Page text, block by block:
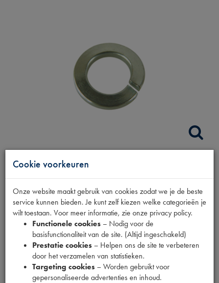
VEERRING BEV.
SILENTBLOCK
Productnummer
6300575
0,59 (€0,49excl. btw)
Cookie voorkeuren
Onze website maakt gebruik van cookies zodat we je de beste
service kunnen bieden. Je kunt zelf kiezen welke categorieën je
wilt toestaan. Voor meer informatie, zie onze privacy policy.
Functionele cookies – Nodig voor de
basisfunctionaliteit van de site. (Altijd ingeschakeld)
Prestatie cookies – Helpen ons de site te verbeteren
door het verzamelen van statistieken.
Targeting cookies – Worden gebruikt voor
gepersonaliseerde advertenties en inhoud.